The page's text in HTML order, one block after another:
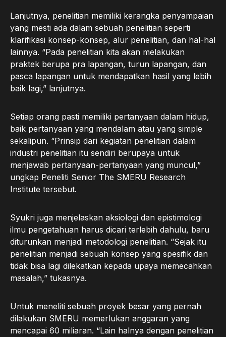
Lanjutnya, penelitian memiliki kerangka penyampaian
yang mesti ada dalam sebuah penelitian seperti
klarifikasi konsep-konsep, alur penelitian, dan hal-hal
lainnya. “Pada penelitian kita akan melakukan
praktek berupa pra lapangan, turun lapangan, dan
pasca lapangan untuk mendapatkan hasil yang lebih
baik lagi,” lanjutnya.
Setiap orang pasti memiliki pertanyaan dalam hidup,
baik pertanyaan yang mendalam atau yang simple
sekalipun. “Prinsip dari kegiatan penelitian dalam
industri penelitian itu sendiri berupaya untuk
menjawab pertanyaan-pertanyaan yang muncul,”
ungkap Peneliti Senior The SMERU Research
Institute tersebut.
Syukri juga menjelaskan aksiologi dan epistimologi
ilmu pengetahuan harus dicari terlebih dahulu, baru
diturunkan menjadi metodologi penelitian. “Sejak itu
penelitian menjadi sebuah konsep yang spesifik dan
tidak bisa lagi dilekatkan kepada upaya memecahkan
masalah,” tukasnya.
Untuk meneliti sebuah proyek besar yang pernah
dilakukan SMERU memerlukan anggaran yang
mencapai 60 miliaran. “Lain halnya dengan penelitian